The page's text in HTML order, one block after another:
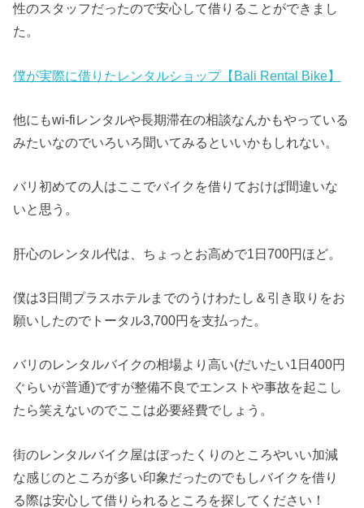
性のスタッフだったので安心して借りることができまし
た。
僕が実際に借りたレンタルショップ【Bali Rental Bike】
他にもwi-fiレンタルや長期滞在の相談なんかもやっている
みたいなのでいろいろ聞いてみるといいかもしれない。
バリ初めての人はここでバイクを借りておけば間違いな
いと思う。
肝心のレンタル代は、ちょっとお高めで1日700円ほど。
僕は3日間プラスホテルまでのうけわたし＆引き取りをお
願いしたのでトータル3,700円を支払った。
バリのレンタルバイクの相場より高い(だいたい1日400円
ぐらいが普通)ですが整備不良でエンストや事故を起こし
たら笑えないのでここは必要経費でしょう。
街のレンタルバイク屋はぼったくりのところやいい加減
な感じのところが多い印象だったのでもしバイクを借り
る際は安心して借りられるところを探してください！